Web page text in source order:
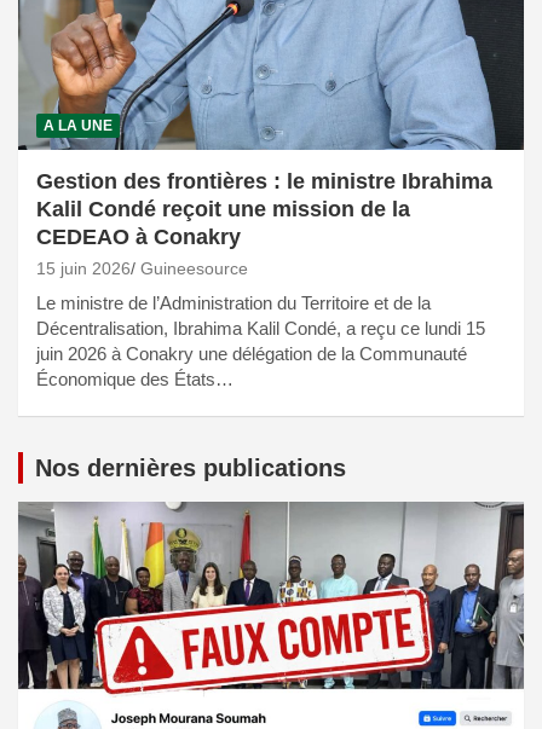
A LA UNE
Gestion des frontières : le ministre Ibrahima
Kalil Condé reçoit une mission de la
CEDEAO à Conakry
15 juin 2026 Guineesource
Le ministre de l’Administration du Territoire et de la
Décentralisation, Ibrahima Kalil Condé, a reçu ce lundi 15
juin 2026 à Conakry une délégation de la Communauté
Économique des États…
Nos dernières publications